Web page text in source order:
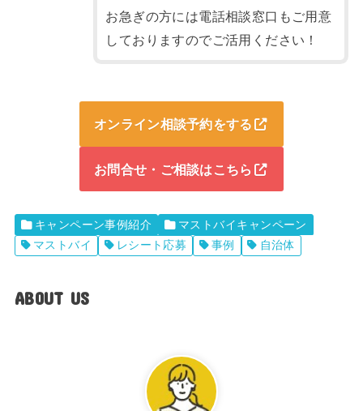
お急ぎの方には電話相談窓口もご用意
しておりますのでご活用ください！
オンライン相談予約をする
お問合せ・ご相談はこちら
キャンペーン事例紹介
マストバイキャンペーン
マストバイ
レシート応募 事例 自治体
ABOUT US